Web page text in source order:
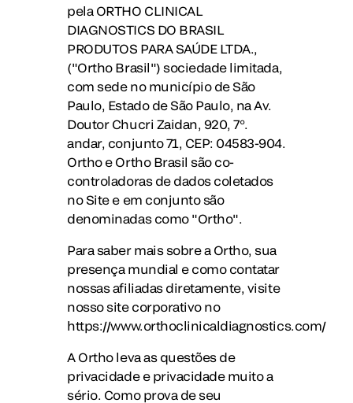
pela ORTHO CLINICAL
DIAGNOSTICS DO BRASIL
PRODUTOS PARA SAÚDE LTDA.,
("Ortho Brasil") sociedade limitada,
com sede no município de São
Paulo, Estado de São Paulo, na Av.
Doutor Chucri Zaidan, 920, 7º.
andar, conjunto 71, CEP: 04583-904.
Ortho e Ortho Brasil são co-
controladoras de dados coletados
no Site e em conjunto são
denominadas como "Ortho".
Para saber mais sobre a Ortho, sua
presença mundial e como contatar
nossas afiliadas diretamente, visite
nosso site corporativo no
https://www.orthoclinicaldiagnostics.com/
A Ortho leva as questões de
privacidade e privacidade muito a
sério. Como prova de seu